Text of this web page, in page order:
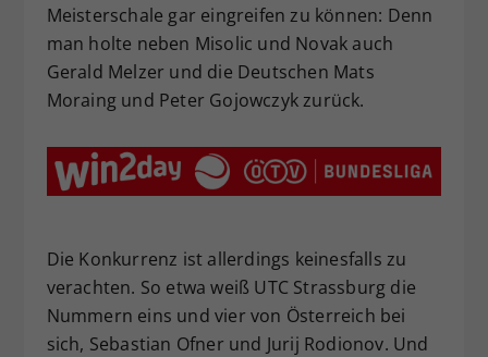
Meisterschale gar eingreifen zu können: Denn
man holte neben Misolic und Novak auch
Gerald Melzer und die Deutschen Mats
Moraing und Peter Gojowczyk zurück.
Die Konkurrenz ist allerdings keinesfalls zu
verachten. So etwa weiß UTC Strassburg die
Nummern eins und vier von Österreich bei
sich, Sebastian Ofner und Jurij Rodionov. Und